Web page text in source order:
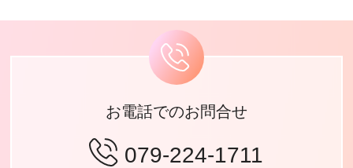
お電話でのお問合せ
079-224-1711